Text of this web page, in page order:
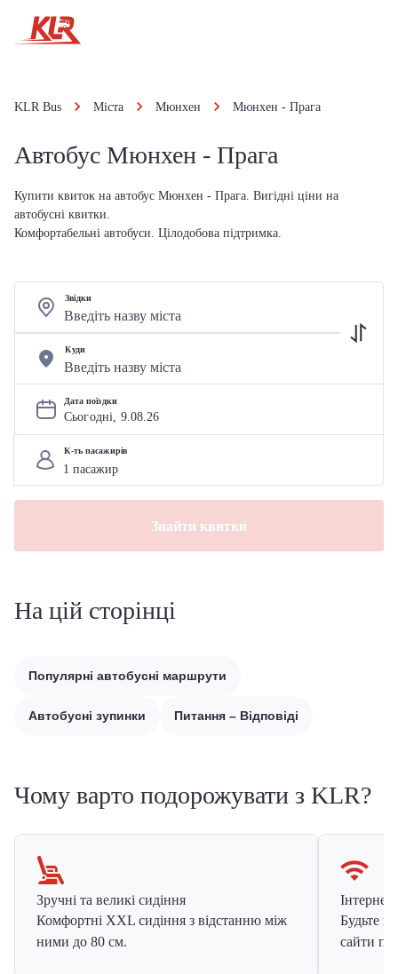
KLR Bus Міста Мюнхен Мюнхен - Прага
Автобус Мюнхен - Прага
Купити квиток на автобус Мюнхен - Прага. Вигідні ціни на
автобусні квитки.
Комфортабельні автобуси. Цілодобова підтримка.
Звідки
Куди
Дата поїздки
Сьогодні, 9.08.26
К-ть пасажирів
Знайти квитки
На цій сторінці
Популярні автобусні маршрути
Автобусні зупинки Питання – Відповіді
Чому варто подорожувати з KLR?
Зручні та великі сидіння
Комфортні XXL сидіння з відстанню між
ними до 80 см.
Інтернет
Будьте
сайти